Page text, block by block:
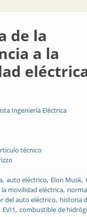
de la
a la
Ingeniería Eléctrica
técnico
auto eléctrico Elon Musk
movilidad eléctrica norma
del auto eléctrico historia
EVI1 combustible de